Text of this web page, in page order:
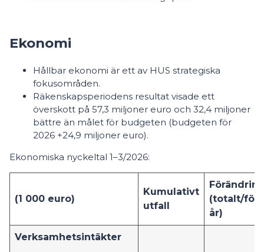
Ekonomi
Hållbar ekonomi är ett av HUS strategiska
fokusområden.
Räkenskapsperiodens resultat visade ett
överskott på 57,3 miljoner euro och 32,4 miljoner
bättre än målet för budgeten (budgeten för
2026 +24,9 miljoner euro).
Ekonomiska nyckeltal 1–3/2026:
(1 000 euro)
Kumulativt
utfall
(totalt/
år)
Verksamhetsintäkter